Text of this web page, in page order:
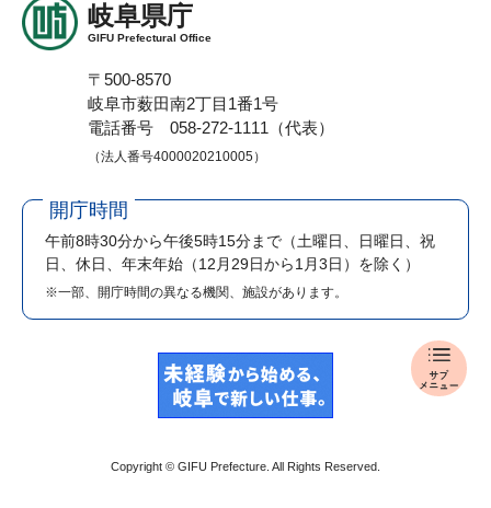
県
政
岐阜県庁
GIFU Prefectural Office
〒500-8570
岐阜市薮田南2丁目1番1号
電話番号 058-272-1111（代表）
（法人番号4000020210005）
開庁時間
午前8時30分から午後5時15分まで （土曜日、日曜日、祝
日、休日、年末年始（12月29日から1月3日）を除く）
※一部、開庁時間の異なる機関、施設があります。
Copyright © GIFU Prefecture. All Rights Reserved.